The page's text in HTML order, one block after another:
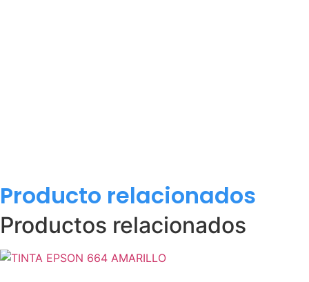
Producto relacionados
Productos relacionados